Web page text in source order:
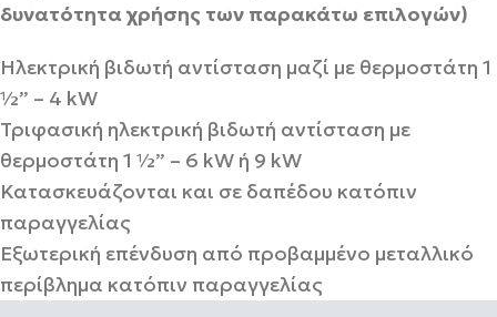
δυνατότητα χρήσης των παρακάτω επιλογών)
Ηλεκτρική βιδωτή αντίσταση μαζί με θερμοστάτη 1
½” – 4 kW
Τριφασική ηλεκτρική βιδωτή αντίσταση με
θερμοστάτη 1 ½” – 6 kW ή 9 kW
Κατασκευάζονται και σε δαπέδου κατόπιν
παραγγελίας
Εξωτερική επένδυση από προβαμμένο μεταλλικό
περίβλημα κατόπιν παραγγελίας